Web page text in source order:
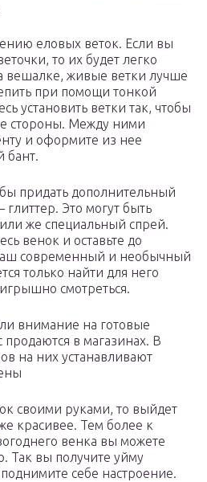
еловых веток. Если вы
то их будет легко
вешалке, живые ветки лучше
при помощи тонкой
установить ветки так, чтобы
стороны. Между ними
и оформите из нее
бант.
придать дополнительный
Это могут быть
же специальный спрей.
венок и оставьте до
современный и необычный
только найти для него
смотреться.
внимание на готовые
в магазинах. В
на них устанавливают
своими руками, то выйдет
красивее. Тем более к
венка вы можете
Так вы получите уйму
себе настроение.